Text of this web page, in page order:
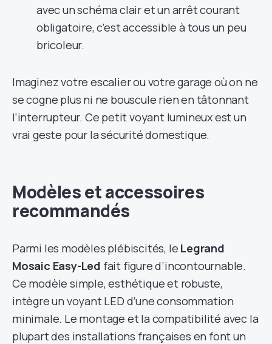
avec un schéma clair et un arrêt courant
obligatoire, c’est accessible à tous un peu
bricoleur.
Imaginez votre escalier ou votre garage où on ne
se cogne plus ni ne bouscule rien en tâtonnant
l’interrupteur. Ce petit voyant lumineux est un
vrai geste pour la sécurité domestique.
Modèles et accessoires
recommandés
Parmi les modèles plébiscités, le Legrand
Mosaic Easy-Led fait figure d’incontournable.
Ce modèle simple, esthétique et robuste,
intègre un voyant LED d’une consommation
minimale. Le montage et la compatibilité avec la
plupart des installations françaises en font un